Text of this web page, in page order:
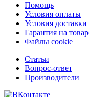
Помощь
Условия оплаты
Условия доставки
Гарантия на товар
Файлы cookie
Статьи
Вопрос-ответ
Производители